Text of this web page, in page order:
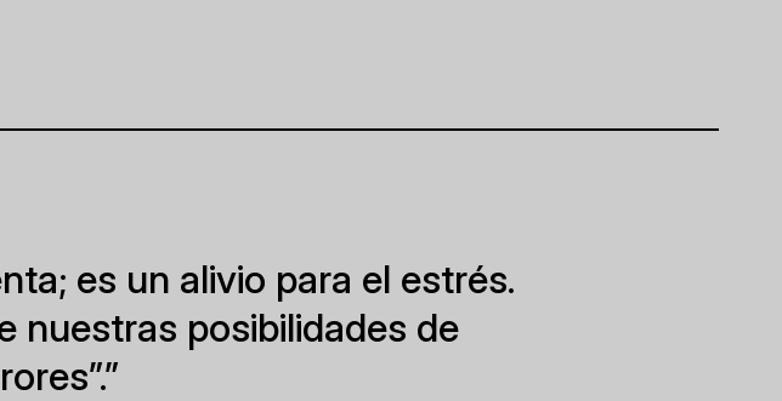
es un alivio para el estrés.
nuestras posibilidades de